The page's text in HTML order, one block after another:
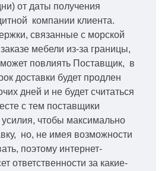
от даты получения
компании клиента.
связанные с морской
мебели из-за границы,
повлиять Поставщик, в
доставки будет продлен
дней и не будет считаться
с тем поставщики
чтобы максимально
но, не имея возможности
поэтому интернет-
ответственности за какие-